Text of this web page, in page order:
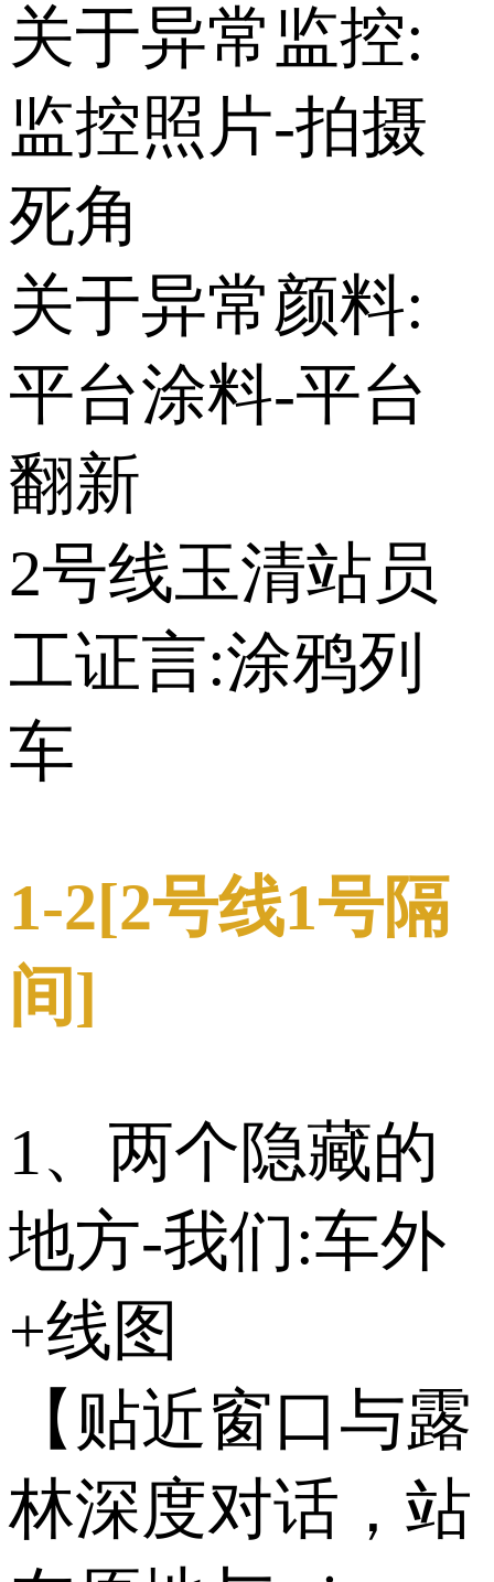
关于异常监控:
监控照片-拍摄
死角
关于异常颜料:
平台涂料-平台
翻新
2号线玉清站员
工证言:涂鸦列
车
1-2[2号线1号隔
间]
1、两个隐藏的
地方-我们:车外
+线图
【贴近窗口与露
林深度对话，站